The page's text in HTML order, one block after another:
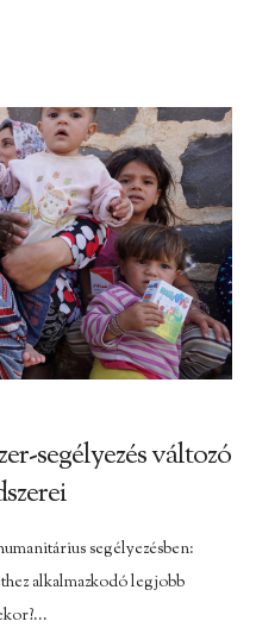
segélyezés változó
segélyezésben:
alkalmazkodó legjobb